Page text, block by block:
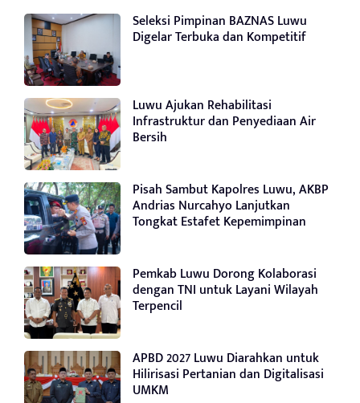
Seleksi Pimpinan BAZNAS Luwu
Digelar Terbuka dan Kompetitif
Luwu Ajukan Rehabilitasi
Infrastruktur dan Penyediaan Air
Bersih
Pisah Sambut Kapolres Luwu, AKBP
Andrias Nurcahyo Lanjutkan
Tongkat Estafet Kepemimpinan
Pemkab Luwu Dorong Kolaborasi
dengan TNI untuk Layani Wilayah
Terpencil
APBD 2027 Luwu Diarahkan untuk
Hilirisasi Pertanian dan Digitalisasi
UMKM